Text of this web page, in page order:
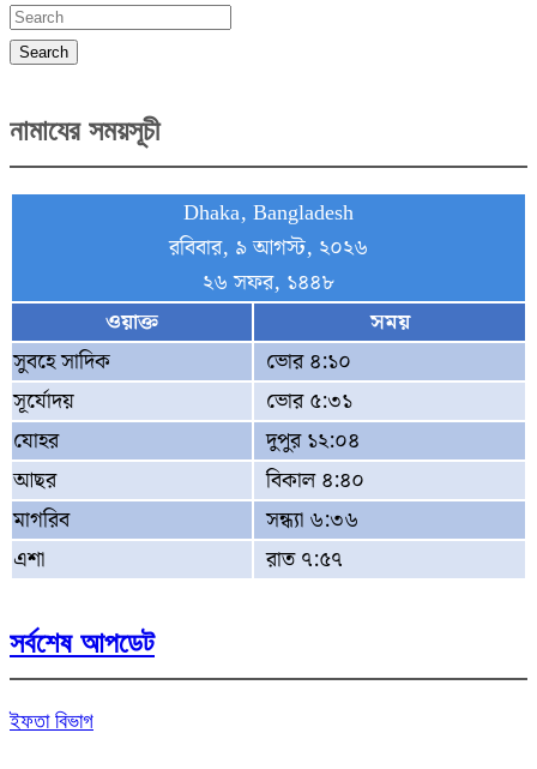
Search
নামাযের সময়সূচী
Dhaka, Bangladesh
রবিবার, ৯ আগস্ট, ২০২৬
২৬ সফর, ১৪৪৮
ওয়াক্ত
সময়
সুবহে সাদিক
ভোর ৪:১০
সূর্যোদয়
ভোর ৫:৩১
যোহর
দুপুর ১২:০৪
আছর
বিকাল ৪:৪০
মাগরিব
সন্ধ্যা ৬:৩৬
এশা
রাত ৭:৫৭
সর্বশেষ আপডেট
ইফতা বিভাগ